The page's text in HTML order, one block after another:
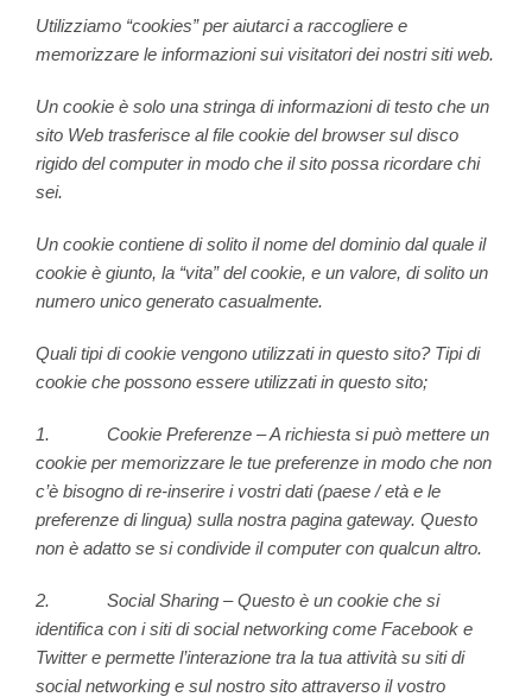
Utilizziamo “cookies” per aiutarci a raccogliere e
memorizzare le informazioni sui visitatori dei nostri siti web.
Un cookie è solo una stringa di informazioni di testo che un
sito Web trasferisce al file cookie del browser sul disco
rigido del computer in modo che il sito possa ricordare chi
sei.
Un cookie contiene di solito il nome del dominio dal quale il
cookie è giunto, la “vita” del cookie, e un valore, di solito un
numero unico generato casualmente.
Quali tipi di cookie vengono utilizzati in questo sito? Tipi di
cookie che possono essere utilizzati in questo sito;
1. Cookie Preferenze – A richiesta si può mettere un
cookie per memorizzare le tue preferenze in modo che non
c’è bisogno di re-inserire i vostri dati (paese / età e le
preferenze di lingua) sulla nostra pagina gateway. Questo
non è adatto se si condivide il computer con qualcun altro.
2. Social Sharing – Questo è un cookie che si
identifica con i siti di social networking come Facebook e
Twitter e permette l’interazione tra la tua attività su siti di
social networking e sul nostro sito attraverso il vostro